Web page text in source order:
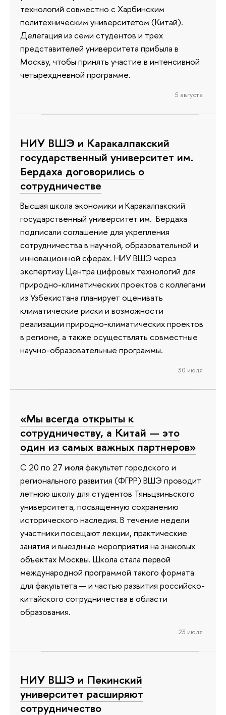
технологий совместно с Харбинским
политехническим университетом (Китай).
Делегация из семи студентов и трех
представителей университета прибыла в
Москву, чтобы принять участие в интенсивной
четырехдневной программе.
5 августа
НИУ ВШЭ и Каракалпакский
государственный университет им.
Бердаха договорились о
сотрудничестве
Высшая школа экономики и Каракалпакский
государственный университет им. Бердаха
подписали соглашение для укрепления
сотрудничества в научной, образовательной и
инновационной сферах. НИУ ВШЭ через
экспертизу Центра цифровых технологий для
природно-климатических проектов с коллегами
из Узбекистана планирует оценивать
климатические риски и возможности
реализации природно-климатических проектов
в регионе, а также осуществлять совместные
научно-образовательные программы.
30 июля
«Мы всегда открыты к
сотрудничеству, а Китай — это
один из самых важных партнеров»
С 20 по 27 июля факультет городского и
регионального развития (ФГРР) ВШЭ проводит
летнюю школу для студентов Тяньцзиньского
университета, посвященную сохранению
исторического наследия. В течение недели
участники посещают лекции, практические
занятия и выездные мероприятия на знаковых
объектах Москвы. Школа стала первой
международной программой такого формата
для факультета — и частью развития российско-
китайского сотрудничества в области
образования.
23 июля
НИУ ВШЭ и Пекинский
университет расширяют
сотрудничество